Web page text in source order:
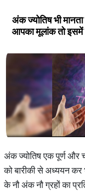
अंक ज्योतिष भी
आपका मूलांक तो इसमें
अंक ज्योतिष एक पूर्ण और
को बारीकी से अध्ययन
के नौ अंक नौ ग्रहों का